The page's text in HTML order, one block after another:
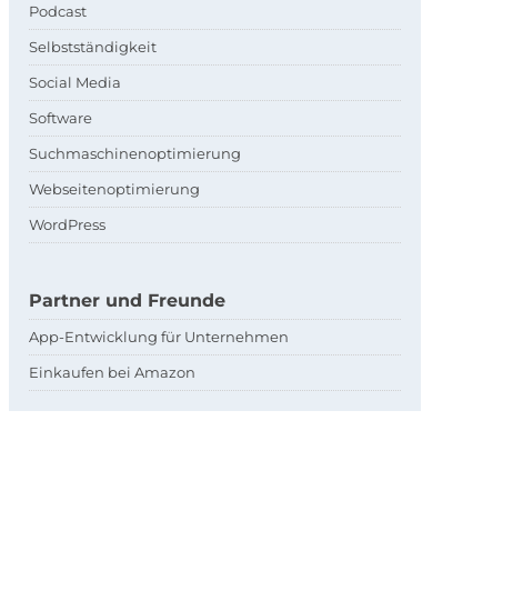
Podcast
Selbstständigkeit
Social Media
Software
Suchmaschinenoptimierung
Webseitenoptimierung
WordPress
Partner und Freunde
App-Entwicklung für Unternehmen
Einkaufen bei Amazon